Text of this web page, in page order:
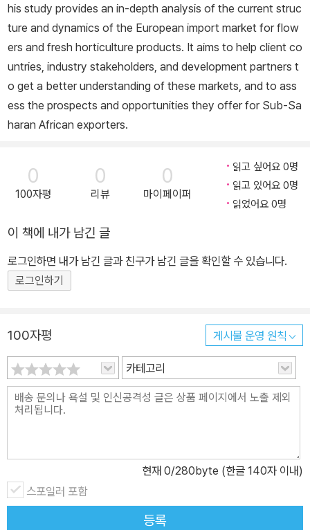
his study provides an in-depth analysis of the current struc
ture and dynamics of the European import market for flow
ers and fresh horticulture products. It aims to help client co
untries, industry stakeholders, and development partners t
o get a better understanding of these markets, and to ass
ess the prospects and opportunities they offer for Sub-Sa
haran African exporters.
0
100자평
0
리뷰
0
마이페이퍼
읽고 싶어요 0명
읽고 있어요 0명
읽었어요 0명
이 책에 내가 남긴 글
로그인하면 내가 남긴 글과 친구가 남긴 글을 확인할 수 있습니다.
로그인하기
100자평 게시물 운영 원칙
카테고리
현재 0/280byte (한글 140자 이내)
스포일러 포함
등록